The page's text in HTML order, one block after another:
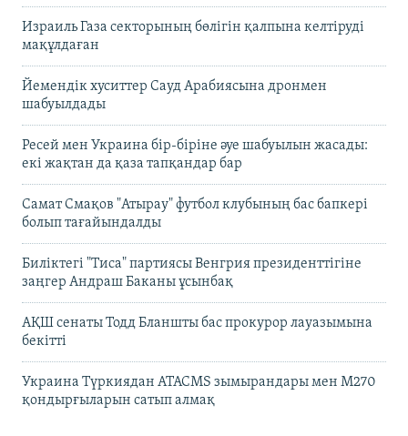
Израиль Газа секторының бөлігін қалпына келтіруді
мақұлдаған
Йемендік хуситтер Сауд Арабиясына дронмен
шабуылдады
Ресей мен Украина бір-біріне әуе шабуылын жасады:
екі жақтан да қаза тапқандар бар
Самат Смақов "Атырау" футбол клубының бас бапкері
болып тағайындалды
Биліктегі "Тиса" партиясы Венгрия президенттігіне
заңгер Андраш Баканы ұсынбақ
АҚШ сенаты Тодд Бланшты бас прокурор лауазымына
бекітті
Украина Түркиядан ATACMS зымырандары мен M270
қондырғыларын сатып алмақ